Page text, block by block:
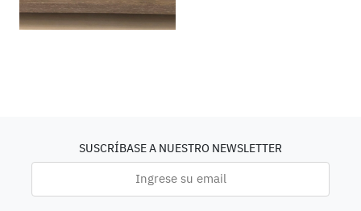
SUSCRÍBASE A NUESTRO NEWSLETTER